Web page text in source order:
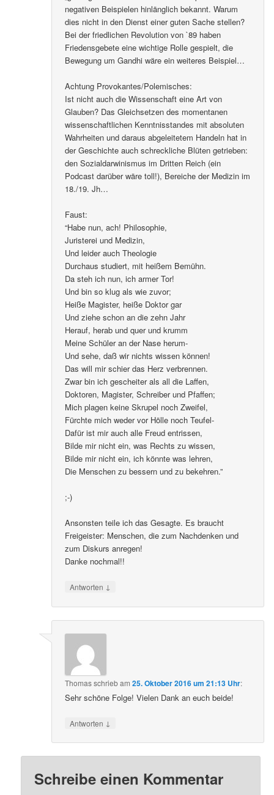
negativen Beispielen hinlänglich bekannt. Warum
dies nicht in den Dienst einer guten Sache stellen?
Bei der friedlichen Revolution von `89 haben
Friedensgebete eine wichtige Rolle gespielt, die
Bewegung um Gandhi wäre ein weiteres Beispiel…
Achtung Provokantes/Polemisches:
Ist nicht auch die Wissenschaft eine Art von
Glauben? Das Gleichsetzen des momentanen
wissenschaftlichen Kenntnisstandes mit absoluten
Wahrheiten und daraus abgeleitetem Handeln hat in
der Geschichte auch schreckliche Blüten getrieben:
den Sozialdarwinismus im Dritten Reich (ein
Podcast darüber wäre toll!), Bereiche der Medizin im
18./19. Jh…
Faust:
“Habe nun, ach! Philosophie,
Juristerei und Medizin,
Und leider auch Theologie
Durchaus studiert, mit heißem Bemühn.
Da steh ich nun, ich armer Tor!
Und bin so klug als wie zuvor;
Heiße Magister, heiße Doktor gar
Und ziehe schon an die zehn Jahr
Herauf, herab und quer und krumm
Meine Schüler an der Nase herum-
Und sehe, daß wir nichts wissen können!
Das will mir schier das Herz verbrennen.
Zwar bin ich gescheiter als all die Laffen,
Doktoren, Magister, Schreiber und Pfaffen;
Mich plagen keine Skrupel noch Zweifel,
Fürchte mich weder vor Hölle noch Teufel-
Dafür ist mir auch alle Freud entrissen,
Bilde mir nicht ein, was Rechts zu wissen,
Bilde mir nicht ein, ich könnte was lehren,
Die Menschen zu bessern und zu bekehren.”
;-)
Ansonsten teile ich das Gesagte. Es braucht
Freigeister: Menschen, die zum Nachdenken und
zum Diskurs anregen!
Danke nochmal!!
Antworten ↓
Thomasschriebam25. Oktober 2016 um 21:13 Uhr:
Sehr schöne Folge! Vielen Dank an euch beide!
Antworten ↓
Schreibe einen Kommentar